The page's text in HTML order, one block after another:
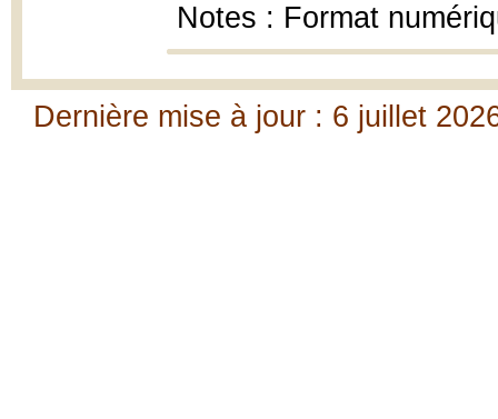
Notes : Format
Dernière mise à jour : 6 juillet